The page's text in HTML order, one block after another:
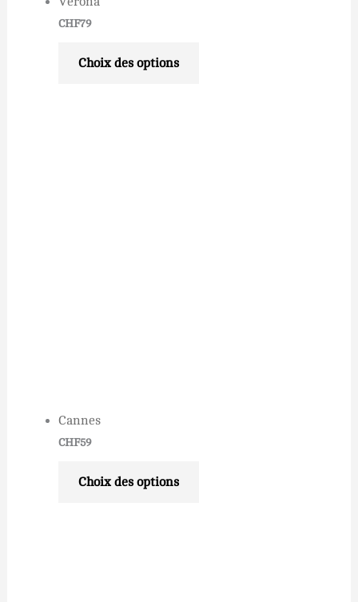
CHF79
Choix des options
Cannes
CHF59
Choix des options